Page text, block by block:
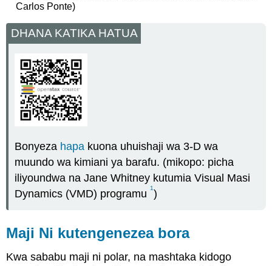
Carlos Ponte)
DHANA KATIKA HATUA
Bonyeza hapa kuona uhuishaji wa 3-D wa
muundo wa kimiani ya barafu. (mikopo: picha
iliyoundwa na Jane Whitney kutumia Visual Masi
Dynamics (VMD) programu1 )
Maji Ni kutengenezea bora
Kwa sababu maji ni polar, na mashtaka kidogo